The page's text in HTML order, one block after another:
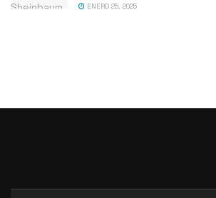
ENERO 25, 2025